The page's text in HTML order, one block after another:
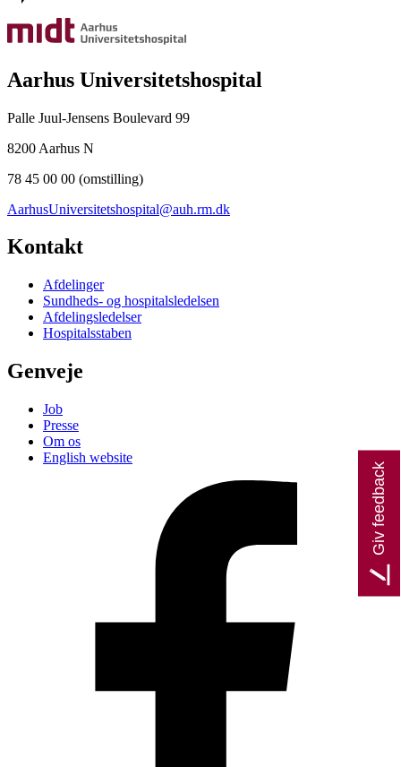
Aarhus Universitetshospital
Palle Juul-Jensens Boulevard 99
8200 Aarhus N
78 45 00 00 (omstilling)
AarhusUniversitetshospital@auh.rm.dk
Kontakt
Afdelinger
Sundheds- og hospitalsledelsen
Afdelingsledelser
Hospitalsstaben
Genveje
Job
Presse
Om os
English website
Giv feedback